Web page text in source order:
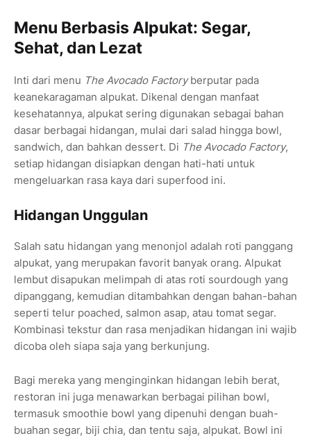
Menu Berbasis Alpukat: Segar,
Sehat, dan Lezat
Inti dari menu The Avocado Factoryberputar pada
keanekaragaman alpukat. Dikenal dengan manfaat
kesehatannya, alpukat sering digunakan sebagai bahan
dasar berbagai hidangan, mulai dari salad hingga bowl,
sandwich, dan bahkan dessert. Di The Avocado Factory,
setiap hidangan disiapkan dengan hati-hati untuk
mengeluarkan rasa kaya dari superfood ini.
Hidangan Unggulan
Salah satu hidangan yang menonjol adalah roti panggang
alpukat, yang merupakan favorit banyak orang. Alpukat
lembut disapukan melimpah di atas roti sourdough yang
dipanggang, kemudian ditambahkan dengan bahan-bahan
seperti telur poached, salmon asap, atau tomat segar.
Kombinasi tekstur dan rasa menjadikan hidangan ini wajib
dicoba oleh siapa saja yang berkunjung.
Bagi mereka yang menginginkan hidangan lebih berat,
restoran ini juga menawarkan berbagai pilihan bowl,
termasuk smoothie bowl yang dipenuhi dengan buah-
buahan segar, biji chia, dan tentu saja, alpukat. Bowl ini